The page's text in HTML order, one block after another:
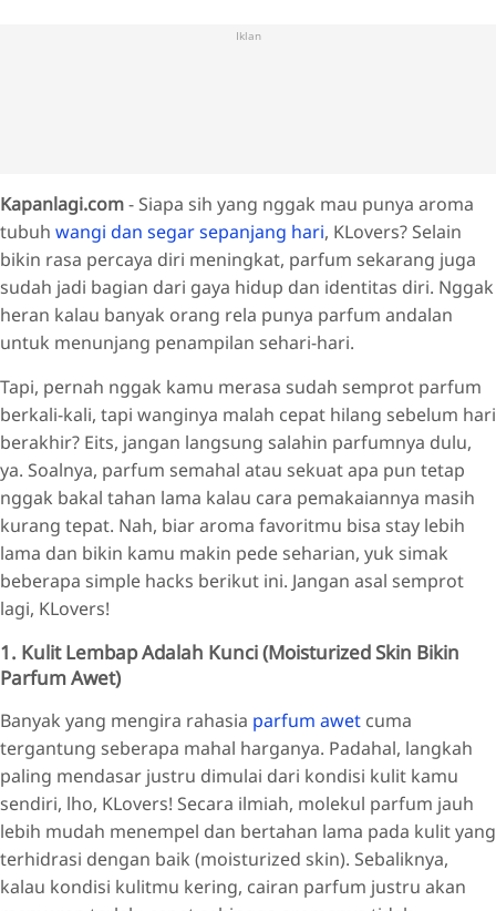
Iklan
Kapanlagi.com- Siapa sih yang nggak mau punya aroma
tubuh wangi dan segar sepanjang hari, KLovers? Selain
bikin rasa percaya diri meningkat, parfum sekarang juga
sudah jadi bagian dari gaya hidup dan identitas diri. Nggak
heran kalau banyak orang rela punya parfum andalan
untuk menunjang penampilan sehari-hari.
Tapi, pernah nggak kamu merasa sudah semprot parfum
berkali-kali, tapi wanginya malah cepat hilang sebelum hari
berakhir? Eits, jangan langsung salahin parfumnya dulu,
ya. Soalnya, parfum semahal atau sekuat apa pun tetap
nggak bakal tahan lama kalau cara pemakaiannya masih
kurang tepat. Nah, biar aroma favoritmu bisa stay lebih
lama dan bikin kamu makin pede seharian, yuk simak
beberapa simple hacks berikut ini. Jangan asal semprot
lagi, KLovers!
1. Kulit Lembap Adalah Kunci (Moisturized Skin Bikin
Parfum Awet)
Banyak yang mengira rahasia parfum awet cuma
tergantung seberapa mahal harganya. Padahal, langkah
paling mendasar justru dimulai dari kondisi kulit kamu
sendiri, lho, KLovers! Secara ilmiah, molekul parfum jauh
lebih mudah menempel dan bertahan lama pada kulit yang
terhidrasi dengan baik (moisturized skin). Sebaliknya,
kalau kondisi kulitmu kering, cairan parfum justru akan